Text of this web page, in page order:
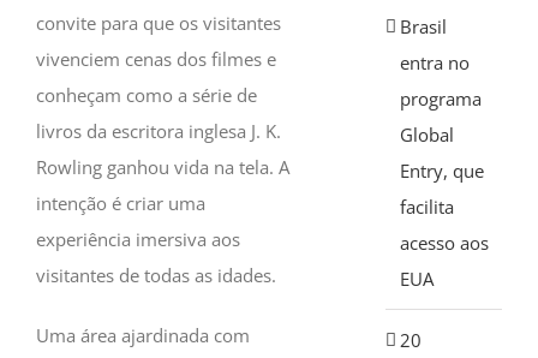
convite para que os visitantes
vivenciem cenas dos filmes e
conheçam como a série de
livros da escritora inglesa J. K.
Rowling ganhou vida na tela. A
intenção é criar uma
experiência imersiva aos
visitantes de todas as idades.
Uma área ajardinada com
Brasil
entra no
programa
Global
Entry, que
facilita
acesso aos
EUA
20